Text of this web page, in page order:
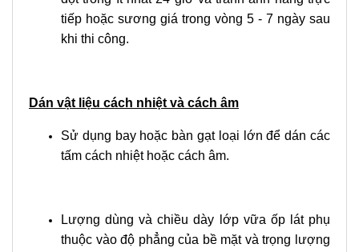
tiếp hoặc sương giá trong vòng 5 - 7 ngày sau
khi thi công.
Dán vật liệu cách nhiệt và cách âm
Sử dụng bay hoặc bàn gạt loại lớn để dán các
tấm cách nhiệt hoặc cách âm.
Lượng dùng và chiều dày lớp vữa ốp lát phụ
thuộc vào độ phẳng của bề mặt và trọng lượng